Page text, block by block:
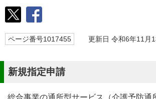
ページ番号1017455 更新日 令和6年11月
新規指定申請
総合事業の通所型サービス（介護予防通